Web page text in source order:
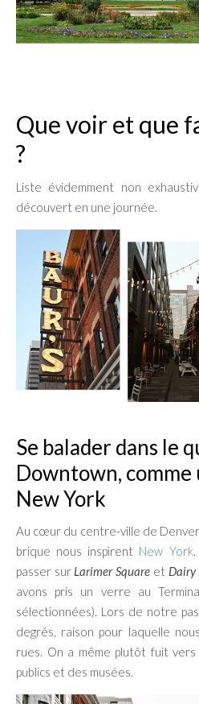
Que voir et que
?
Liste évidemment non
découvert en une journée.
Se balader dans le
Downtown,
New York
Au cœur du centre-ville de
brique nous inspirent New York.
passer sur Larimer Square et Dairy
avons pris un verre au
sélectionnées). Lors de notre
degrés, raison pour laquelle
rues. On a même plutôt fuit
publics et des musées.